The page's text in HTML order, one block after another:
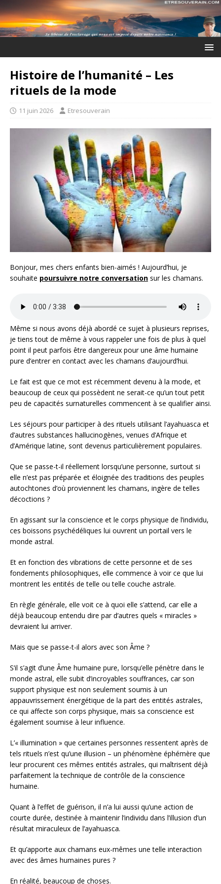
Histoire de l’humanité – Les
rituels de la mode
11 juin 2026 Etresouverain
Bonjour, mes chers enfants bien-aimés ! Aujourd’hui, je
souhaite poursuivre notre conversation sur les chamans.
Même si nous avons déjà abordé ce sujet à plusieurs reprises,
je tiens tout de même à vous rappeler une fois de plus à quel
point il peut parfois être dangereux pour une âme humaine
pure d’entrer en contact avec les chamans d’aujourd’hui.
Le fait est que ce mot est récemment devenu à la mode, et
beaucoup de ceux qui possèdent ne serait-ce qu’un tout petit
peu de capacités surnaturelles commencent à se qualifier ainsi.
Les séjours pour participer à des rituels utilisant l’ayahuasca et
d’autres substances hallucinogènes, venues d’Afrique et
d’Amérique latine, sont devenus particulièrement populaires.
Que se passe-t-il réellement lorsqu’une personne, surtout si
elle n’est pas préparée et éloignée des traditions des peuples
autochtones d’où proviennent les chamans, ingère de telles
décoctions ?
En agissant sur la conscience et le corps physique de l’individu,
ces boissons psychédéliques lui ouvrent un portail vers le
monde astral.
Et en fonction des vibrations de cette personne et de ses
fondements philosophiques, elle commence à voir ce que lui
montrent les entités de telle ou telle couche astrale.
En règle générale, elle voit ce à quoi elle s’attend, car elle a
déjà beaucoup entendu dire par d’autres quels « miracles »
devraient lui arriver.
Mais que se passe-t-il alors avec son Âme ?
S’il s’agit d’une Âme humaine pure, lorsqu’elle pénètre dans le
monde astral, elle subit d’incroyables souffrances, car son
support physique est non seulement soumis à un
appauvrissement énergétique de la part des entités astrales,
ce qui affecte son corps physique, mais sa conscience est
également soumise à leur influence.
L’« illumination » que certaines personnes ressentent après de
tels rituels n’est qu’une illusion – un phénomène éphémère que
leur procurent ces mêmes entités astrales, qui maîtrisent déjà
parfaitement la technique de contrôle de la conscience
humaine.
Quant à l’effet de guérison, il n’a lui aussi qu’une action de
courte durée, destinée à maintenir l’individu dans l’illusion d’un
résultat miraculeux de l’ayahuasca.
Et qu’apporte aux chamans eux-mêmes une telle interaction
avec des âmes humaines pures ?
En réalité, beaucoup de choses.